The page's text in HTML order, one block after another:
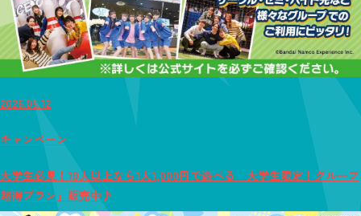
2026.05.12
キャンペーン
大学生必見！10人以上なら1人1,000円で遊べる「大学生限定！グループ
超得プラン」販売中♪